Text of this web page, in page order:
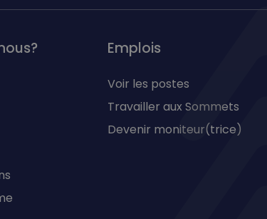
Emplois
Voir les postes
Travailler aux Sommets
Devenir moniteur(trice)